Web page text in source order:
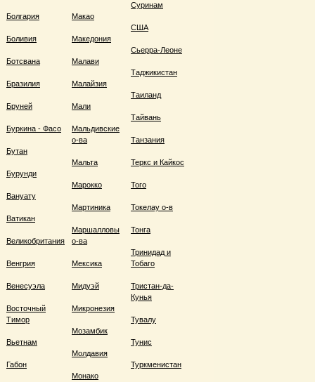
Болгария
Боливия
Ботсвана
Бразилия
Бруней
Буркина - Фасо
Бутан
Бурунди
Вануату
Ватикан
Великобритания
Венгрия
Венесуэла
Восточный
Тимор
Вьетнам
Габон
Макао
Македония
Малави
Малайзия
Мали
Мальдивские
о-ва
Мальта
Марокко
Мартиника
Маршалловы
о-ва
Мексика
Мидуэй
Микронезия
Мозамбик
Молдавия
Монако
Суринам
США
Сьерра-Леоне
Таджикистан
Таиланд
Тайвань
Танзания
Теркс и Кайкос
Того
Токелау о-в
Тонга
Тринидад и
Тобаго
Тристан-да-
Кунья
Тувалу
Тунис
Туркменистан